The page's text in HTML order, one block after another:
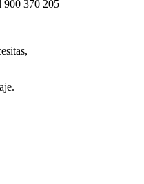
900 370 205